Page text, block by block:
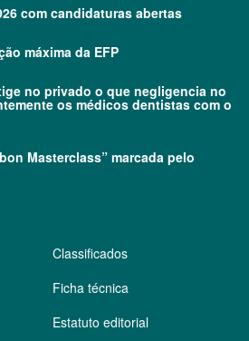
com candidaturas abertas
máxima da EFP
no privado o que negligencia no
os médicos dentistas com o
Masterclass” marcada pelo
Classificados
Ficha técnica
Estatuto editorial